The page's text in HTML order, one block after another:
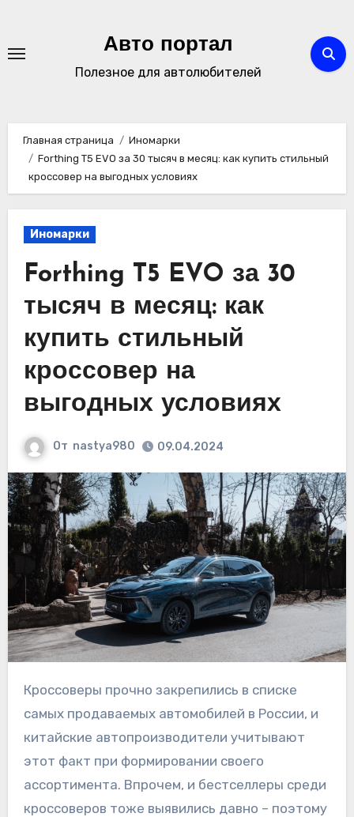
содержимому
Авто портал
Полезное для автолюбителей
Главная страница
Иномарки
Forthing T5 EVO за 30 тысяч в месяц: как купить стильный
кроссовер на выгодных условиях
Иномарки
Forthing T5 EVO за 30
тысяч в месяц: как
купить стильный
кроссовер на
выгодных условиях
От nastya980 09.04.2024
Кроссоверы прочно закрепились в списке
самых продаваемых автомобилей в России, и
китайские автопроизводители учитывают
этот факт при формировании своего
ассортимента. Впрочем, и бестселлеры среди
кроссоверов тоже выявились давно – поэтому